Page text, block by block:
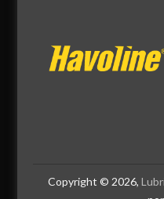
Copyright © 2026,